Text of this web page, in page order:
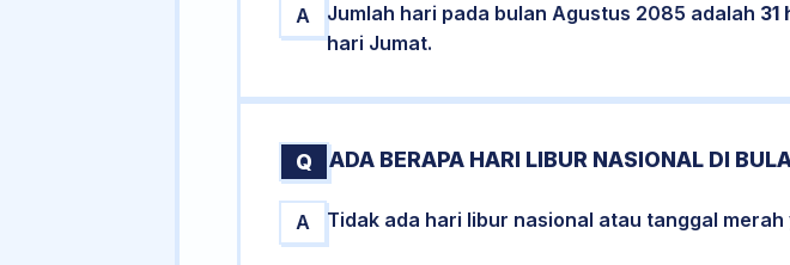
A Jumlah hari pada bulan Agustus 2085 adalah 31
hari Jumat.
Q ADA BERAPA HARI LIBUR NASIONAL DI
A Tidak ada hari libur nasional atau tanggal